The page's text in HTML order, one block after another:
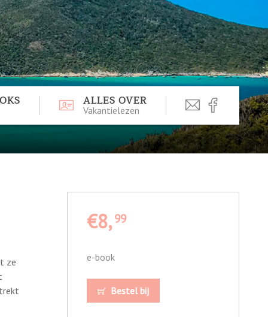
ALLES OVER
Vakantielezen
ze
€8,99
e-book
Bestel bij